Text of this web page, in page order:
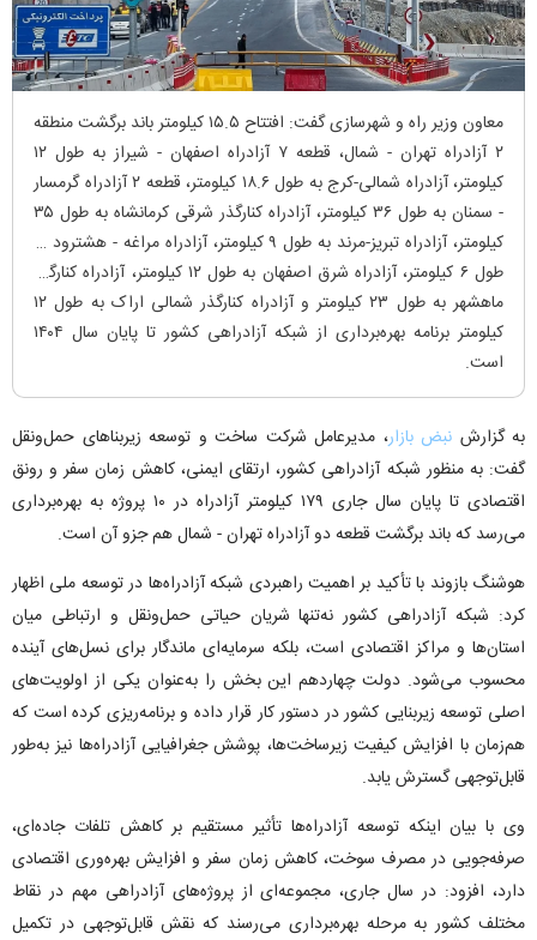
معاون وزیر راه و شهرسازی گفت: افتتاح ۱۵.۵ کیلومتر باند برگشت منطقه
۲ آزادراه تهران - شمال، قطعه ۷ آزادراه اصفهان - شیراز به طول ۱۲
کیلومتر، آزادراه شمالی-کرج به طول ۱۸.۶ کیلومتر، قطعه ۲ آزادراه گرمسار
- سمنان به طول ۳۶ کیلومتر، آزادراه کنارگذر شرقی کرمانشاه به طول ۳۵
کیلومتر، آزادراه تبریز-مرند به طول ۹ کیلومتر، آزادراه مراغه - هشترود به
طول ۶ کیلومتر، آزادراه شرق اصفهان به طول ۱۲ کیلومتر، آزادراه کنارگذر
ماهشهر به طول ۲۳ کیلومتر و آزادراه کنارگذر شمالی اراک به طول ۱۲
کیلومتر برنامه بهره‌برداری از شبکه آزادراهی کشور تا پایان سال ۱۴۰۴
است.
به گزارش نبض بازار، مدیرعامل شرکت ساخت و توسعه زیربناهای حمل‌ونقل
گفت: به منظور شبکه آزادراهی کشور، ارتقای ایمنی، کاهش زمان سفر و رونق
اقتصادی تا پایان سال جاری ۱۷۹ کیلومتر آزادراه در ۱۰ پروژه به بهره‌برداری
می‌رسد که باند برگشت قطعه دو آزادراه تهران - شمال هم جزو آن است.
هوشنگ بازوند با تأکید بر اهمیت راهبردی شبکه آزادراه‌ها در توسعه ملی اظهار
کرد: شبکه آزادراهی کشور نه‌تنها شریان حیاتی حمل‌ونقل و ارتباطی میان
استان‌ها و مراکز اقتصادی است، بلکه سرمایه‌ای ماندگار برای نسل‌های آینده
محسوب می‌شود. دولت چهاردهم این بخش را به‌عنوان یکی از اولویت‌های
اصلی توسعه زیربنایی کشور در دستور کار قرار داده و برنامه‌ریزی کرده است که
هم‌زمان با افزایش کیفیت زیرساخت‌ها، پوشش جغرافیایی آزادراه‌ها نیز به‌طور
قابل‌توجهی گسترش یابد.
وی با بیان اینکه توسعه آزادراه‌ها تأثیر مستقیم بر کاهش تلفات جاده‌ای،
صرفه‌جویی در مصرف سوخت، کاهش زمان سفر و افزایش بهره‌وری اقتصادی
دارد، افزود: در سال جاری، مجموعه‌ای از پروژه‌های آزادراهی مهم در نقاط
مختلف کشور به مرحله بهره‌برداری می‌رسند که نقش قابل‌توجهی در تکمیل